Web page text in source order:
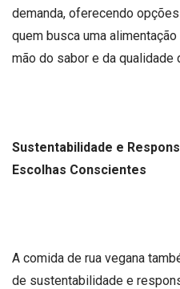
demanda, oferecendo
quem busca uma
mão do sabor e da qualidade
Sustentabilidade e
Escolhas Conscientes
A comida de rua vegana
de sustentabilidade e